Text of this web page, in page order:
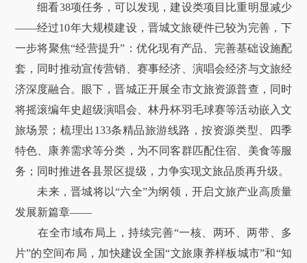
细看38项任务，可以发现，建设类项目比重明显减少
——经过10年大规模建设，晋城文旅硬件已较为完善，下
一步将聚焦“经营提升”：优化现有产品、完善基础设施配
套，同时推动宣传营销、赛事经济、演唱会经济与文旅经
济深度融合。眼下，晋城正开展全市文旅资源普查，同时
将摇滚编年史超级演唱会、林丹杯羽毛球赛等活动嵌入文
旅场景；梳理出133条精品旅游线路，按资源类型、四季
特色、康养需求等分类，为不同客群匹配住宿、美食等服
务；同时推进各县景区提级，力争实现文旅品质再升级。
未来，晋城将以“六全”为纲领，开启文旅产业高质量
发展新篇章——
在全市域布局上，持续完善“一核、两环、两带、多
片”的空间布局，加快建设全国“文旅康养样板城市”和“知